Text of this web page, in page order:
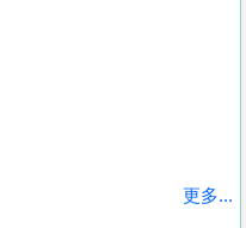
更多...